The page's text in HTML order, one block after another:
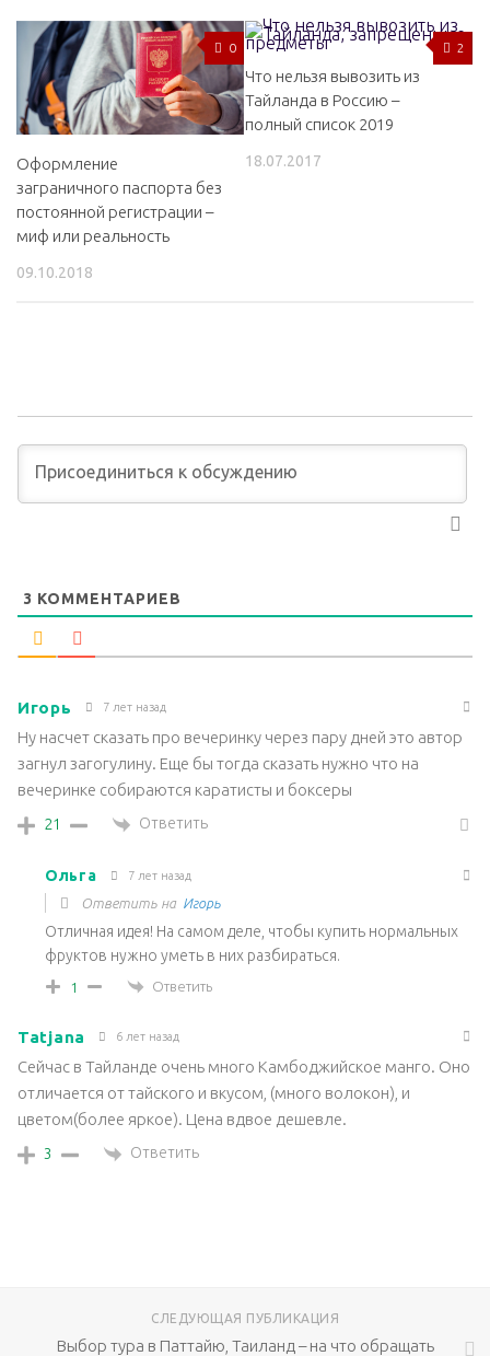
0
Оформление
заграничного паспорта без
постоянной регистрации –
миф или реальность
09.10.2018
2
Что нельзя вывозить из
Тайланда в Россию –
полный список 2019
18.07.2017
3 КОММЕНТАРИЕВ
Игорь 7 лет назад
Ну насчет сказать про вечеринку через пару дней это автор
загнул загогулину. Еще бы тогда сказать нужно что на
вечеринке собираются каратисты и боксеры
21 Ответить
Ольга 7 лет назад
Ответить на Игорь
Отличная идея! На самом деле, чтобы купить нормальных
фруктов нужно уметь в них разбираться.
1 Ответить
Tatjana 6 лет назад
Сейчас в Тайланде очень много Камбоджийское манго. Оно
отличается от тайского и вкусом, (много волокон), и
цветом(более яркое). Цена вдвое дешевле.
3 Ответить
СЛЕДУЮЩАЯ ПУБЛИКАЦИЯ
Выбор тура в Паттайю, Таиланд – на что обращать